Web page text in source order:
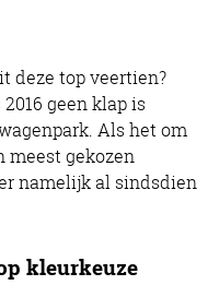
deze top veertien?
geen klap is
Als het om
meest gekozen
namelijk al sindsdien
kleurkeuze